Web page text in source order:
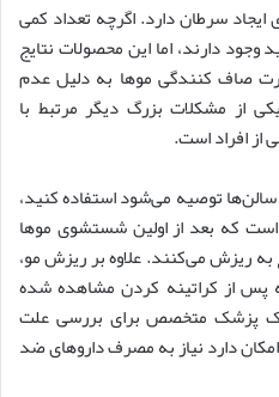
ایجاد سرطان دارد. اگرچه تعداد کمی
وجود دارند، اما این محصولات نتایج
صاف کنندگی موها به دلیل عدم
از مشکلات بزرگ دیگر مرتبط با
از افراد است.
توصیه می‌شود استفاده کنید،
که بعد از اولین شستشوی موها
ریزش می‌کنند. علاوه بر ریزش مو،
از کراتینه کردن مشاهده شده
پزشک متخصص برای بررسی علت
دارد نیاز به مصرف داروهای ضد